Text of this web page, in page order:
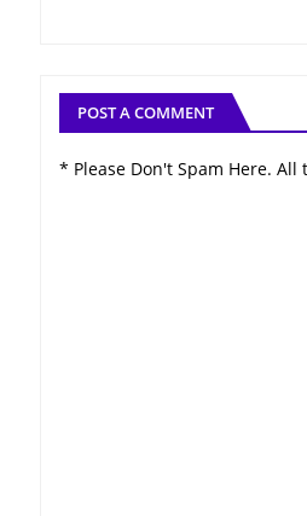
POST A COMMENT
* Please Don't Spam Here.